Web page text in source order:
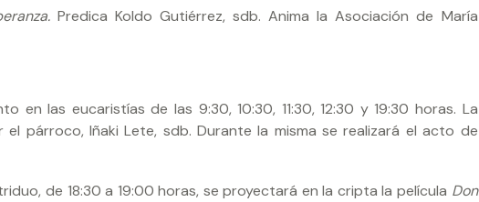
Predica Koldo Gutiérrez, sdb. Anima la Asociación de María
en las eucaristías de las 9:30, 10:30, 11:30, 12:30 y 19:30 horas. La
el párroco, Iñaki Lete, sdb. Durante la misma se realizará el acto de
de 18:30 a 19:00 horas, se proyectará en la cripta la película Don